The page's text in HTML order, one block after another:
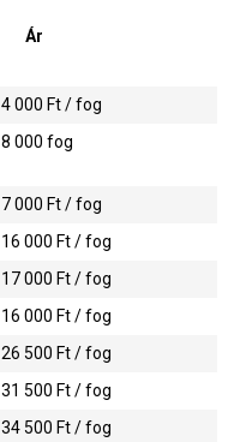
Ár
4 000 Ft / fog
8 000fog
7 000 Ft / fog
16 000 Ft / fog
17 000 Ft / fog
16 000 Ft / fog
26 500 Ft / fog
31 500 Ft / fog
34 500 Ft / fog